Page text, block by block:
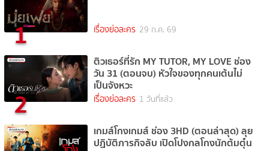
1 เรื่องย่อละคร 29 ก.ค. 69
2
ติวเธอร์ที่รัก MY TUTOR, MY LOVE ช่อง
วัน 31 (ตอนจบ) หัวใจของทุกคนเต้นไม่
เป็นจังหวะ
เรื่องย่อละคร 1 วันที่แล้ว
เกมส์โกงเกมส์ ช่อง 3HD (ตอนล่าสุด) ลุย
ปฏิบัติภารกิจลับ เปิดโปงกลโกงนักต้มตุ๋น